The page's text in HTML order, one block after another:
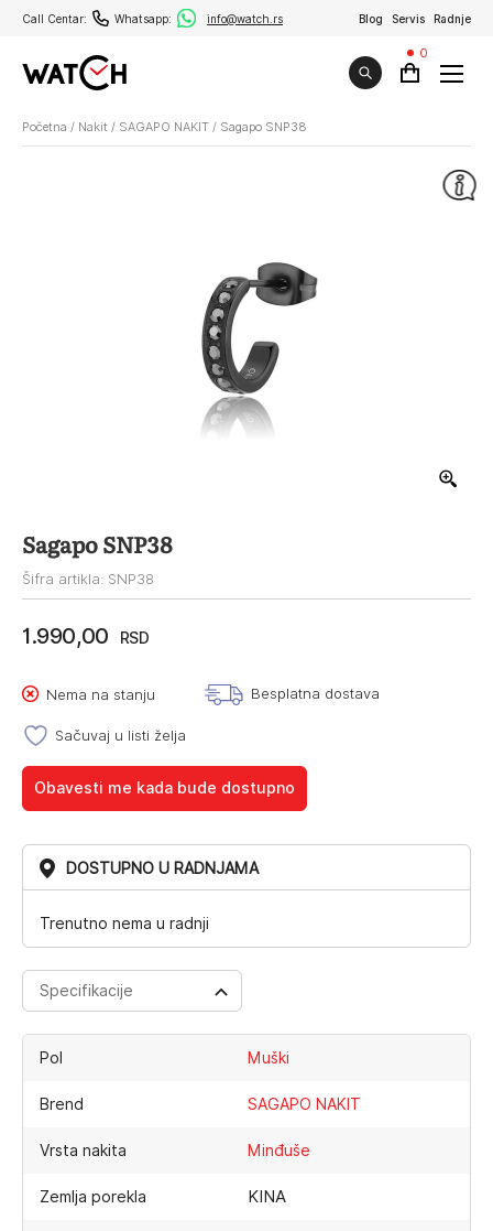
Call Centar: Whatsapp: info@watch.rs Blog Servis Radnje
0
Početna / Nakit / SAGAPO NAKIT / Sagapo SNP38
Sagapo SNP38
Šifra artikla: SNP38
1.990,00 RSD
Nema na stanju Besplatna dostava
Sačuvaj u listi želja
Obavesti me kada bude dostupno
DOSTUPNO U RADNJAMA
Trenutno nema u radnji
Specifikacije
Pol Muški
Brend SAGAPO NAKIT
Vrsta nakita Minđuše
Zemlja porekla KINA